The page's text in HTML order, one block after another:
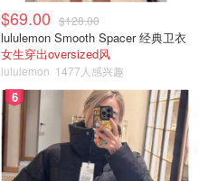
$69.00 $128.00
lululemon Smooth Spacer 经典卫衣
女生穿出oversized风
lululemon 1477人感兴趣
6